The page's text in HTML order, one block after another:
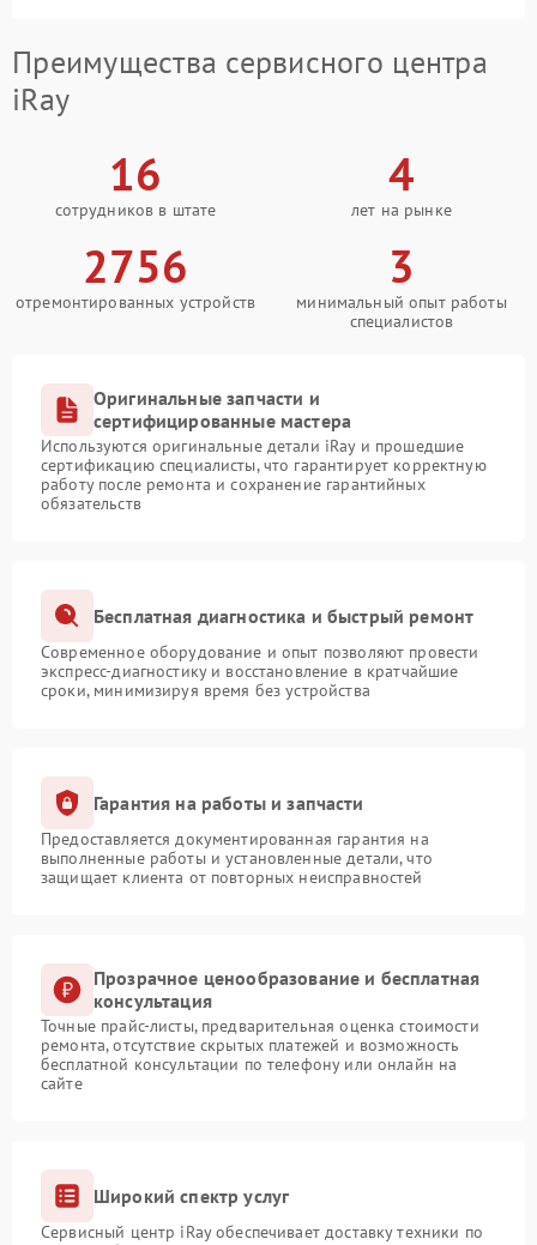
Преимущества сервисного центра
iRay
16
сотрудников в штате
4
лет на рынке
2756
отремонтированных устройств
3
минимальный опыт работы
специалистов
Оригинальные запчасти и
сертифицированные мастера
Используются оригинальные детали iRay и прошедшие
сертификацию специалисты, что гарантирует корректную
работу после ремонта и сохранение гарантийных
обязательств
Бесплатная диагностика и быстрый ремонт
Современное оборудование и опыт позволяют провести
экспресс-диагностику и восстановление в кратчайшие
сроки, минимизируя время без устройства
Гарантия на работы и запчасти
Предоставляется документированная гарантия на
выполненные работы и установленные детали, что
защищает клиента от повторных неисправностей
Прозрачное ценообразование и бесплатная
консультация
Точные прайс-листы, предварительная оценка стоимости
ремонта, отсутствие скрытых платежей и возможность
бесплатной консультации по телефону или онлайн на
сайте
Широкий спектр услуг
Сервисный центр iRay обеспечивает доставку техники по